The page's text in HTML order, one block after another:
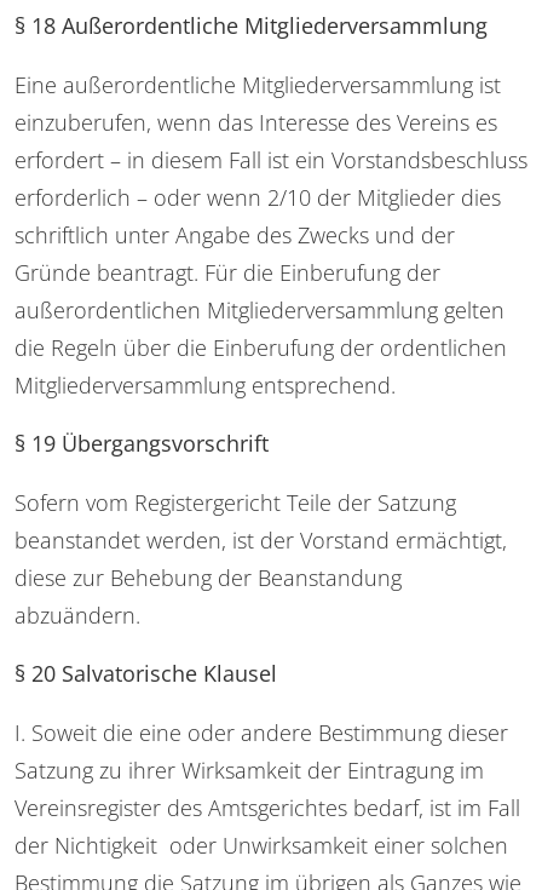
§ 18 Außerordentliche Mitgliederversammlung
Eine außerordentliche Mitgliederversammlung ist
einzuberufen, wenn das Interesse des Vereins es
erfordert – in diesem Fall ist ein Vorstandsbeschluss
erforderlich – oder wenn 2/10 der Mitglieder dies
schriftlich unter Angabe des Zwecks und der
Gründe beantragt. Für die Einberufung der
außerordentlichen Mitgliederversammlung gelten
die Regeln über die Einberufung der ordentlichen
Mitgliederversammlung entsprechend.
§ 19 Übergangsvorschrift
Sofern vom Registergericht Teile der Satzung
beanstandet werden, ist der Vorstand ermächtigt,
diese zur Behebung der Beanstandung
abzuändern.
§ 20 Salvatorische Klausel
I. Soweit die eine oder andere Bestimmung dieser
Satzung zu ihrer Wirksamkeit der Eintragung im
Vereinsregister des Amtsgerichtes bedarf, ist im Fall
der Nichtigkeit oder Unwirksamkeit einer solchen
Bestimmung die Satzung im übrigen als Ganzes wie